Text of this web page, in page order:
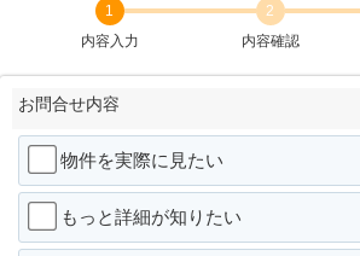
1
内容入力
2
内容確認
お問合せ内容
物件を実際に見たい
もっと詳細が知りたい